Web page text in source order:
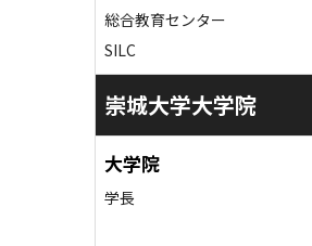
総合教育センター
SILC
崇城大学大学院
大学院
学長